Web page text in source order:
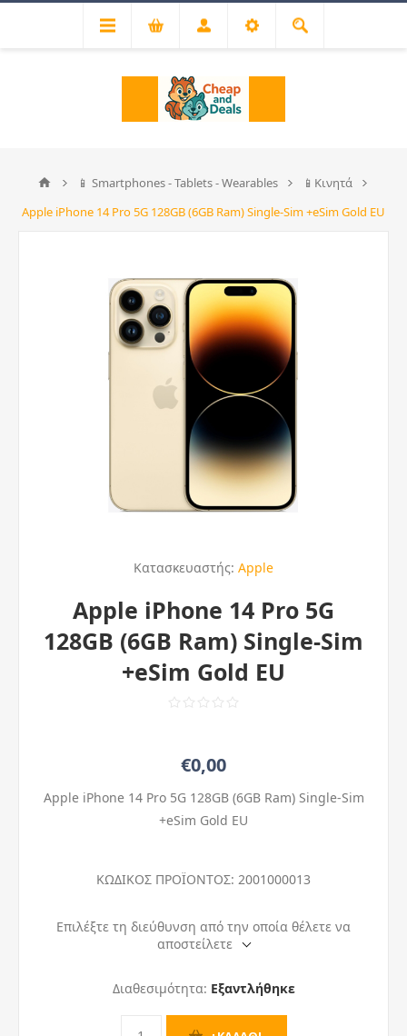
📱 Smartphones - Tablets - Wearables
📱Κινητά
Apple iPhone 14 Pro 5G 128GB (6GB Ram) Single-Sim +eSim Gold EU
Κατασκευαστής: Apple
Apple iPhone 14 Pro 5G
128GB (6GB Ram) Single-Sim
+eSim Gold EU
€0,00
Apple iPhone 14 Pro 5G 128GB (6GB Ram) Single-Sim
+eSim Gold EU
ΚΩΔΙΚΟΣ ΠΡΟΪΟΝΤΟΣ: 2001000013
Επιλέξτε τη διεύθυνση από την οποία θέλετε να
αποστείλετε
Διαθεσιμότητα: Εξαντλήθηκε